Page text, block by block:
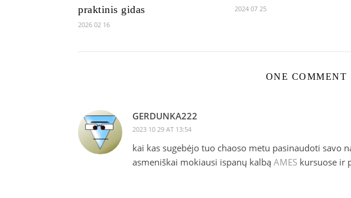
praktinis gidas
2026 02 16
2024 07 25
ONE COMMENT
GERDUNKA222
2023 10 29 AT 13:54
kai kas sugebėjo tuo chaoso metu pasinaudoti savo
asmeniškai mokiausi ispanų kalbą AMES kursuose ir